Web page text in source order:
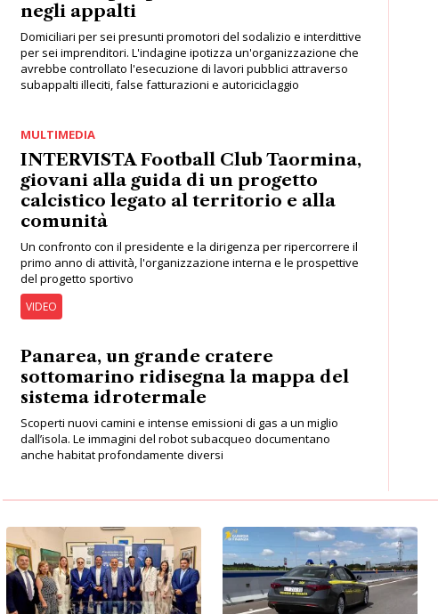
MULTIMEDIA
INTERVISTA Football Club Taormina,
giovani alla guida di un progetto
comunità
Un confronto con il presidente e la dirigenza per ripercorrere il
primo anno di attività, l'organizzazione interna e le prospettive
del progetto sportivo
Panarea, un grande cratere
sottomarino ridisegna la mappa del
sistema idrotermale
dall’isola. Le immagini del robot subacqueo documentano
anche habitat profondamente diversi
POLITICA
“De Luca sindaco di Sicilia” fa
tappa a Catania: presentati i
CRONACA
Fermato al casello di Catania-
San Gregorio con 2,1 kg di